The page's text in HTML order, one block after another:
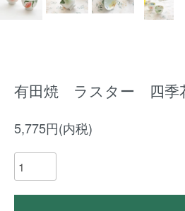
有田焼 ラスター 四
5,775円(内税)